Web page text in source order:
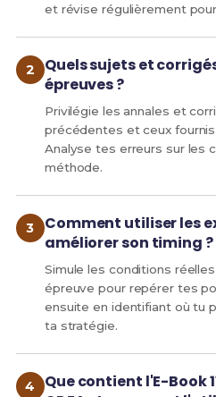
et révise régulièrement
Quels sujets et
épreuves ?
Privilégie les annales et
précédentes et ceux
Analyse tes erreurs sur les
méthode.
Comment utiliser les
améliorer son timing ?
Simule les conditions
épreuve pour repérer tes
ensuite en identifiant où tu
ta stratégie.
Que contient l'E-Book